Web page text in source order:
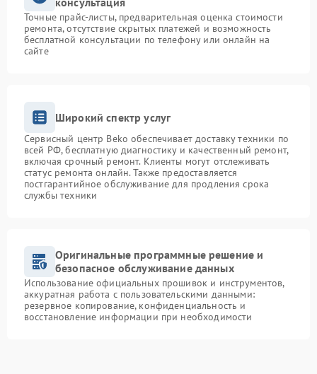
Точные прайс-листы, предварительная оценка стоимости
ремонта, отсутствие скрытых платежей и возможность
бесплатной консультации по телефону или онлайн на
сайте
Широкий спектр услуг
Сервисный центр Beko обеспечивает доставку техники по
всей РФ, бесплатную диагностику и качественный ремонт,
включая срочный ремонт. Клиенты могут отслеживать
статус ремонта онлайн. Также предоставляется
постгарантийное обслуживание для продления срока
службы техники
Оригинальные программные решение и
безопасное обслуживание данных
Использование официальных прошивок и инструментов,
аккуратная работа с пользовательскими данными:
резервное копирование, конфиденциальность и
восстановление информации при необходимости